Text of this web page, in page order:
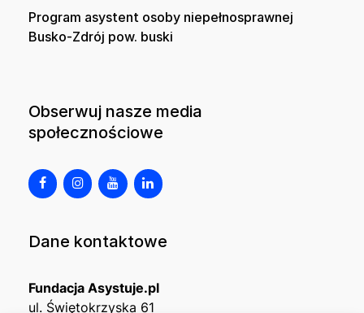
Program asystent osoby niepełnosprawnej
Busko-Zdrój pow. buski
Obserwuj nasze media
społecznościowe
Dane kontaktowe
Fundacja Asystuje.pl
ul. Świętokrzyska 61